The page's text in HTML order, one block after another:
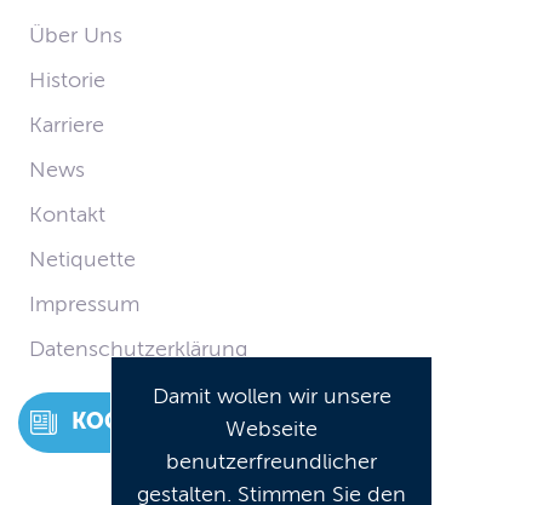
Über Uns
Historie
Karriere
News
Kontakt
Netiquette
Impressum
Datenschutzerklärung
KOCKS NEWS
Damit wollen wir unsere
Webseite
benutzerfreundlicher
gestalten. Stimmen Sie den